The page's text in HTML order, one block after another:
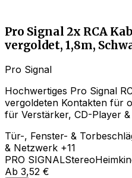
Pro Signal 2x RCA
vergoldet, 1,8m,
Pro Signal
Hochwertiges Pro Signal
vergoldeten Kontakten für
für Verstärker, CD-Player &
Tür-, Fenster- &
& Netzwerk +11
PRO SIGNALStereo
Ab 3,52 €